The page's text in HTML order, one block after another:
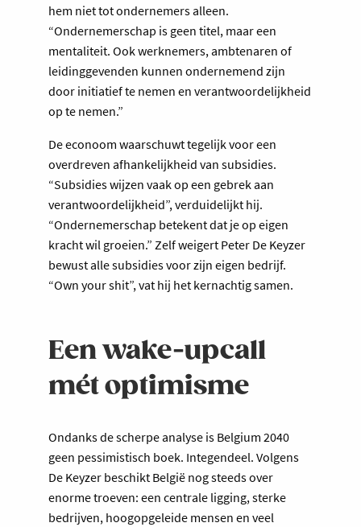
hem niet tot ondernemers alleen.
“Ondernemerschap is geen titel, maar een
mentaliteit. Ook werknemers, ambtenaren of
leidinggevenden kunnen ondernemend zijn
door initiatief te nemen en verantwoordelijkheid
op te nemen.”
De econoom waarschuwt tegelijk voor een
overdreven afhankelijkheid van subsidies.
“Subsidies wijzen vaak op een gebrek aan
verantwoordelijkheid”, verduidelijkt hij.
“Ondernemerschap betekent dat je op eigen
kracht wil groeien.” Zelf weigert Peter De Keyzer
bewust alle subsidies voor zijn eigen bedrijf.
“Own your shit”, vat hij het kernachtig samen.
Een wake-upcall
mét optimisme
Ondanks de scherpe analyse is Belgium 2040
geen pessimistisch boek. Integendeel. Volgens
De Keyzer beschikt België nog steeds over
enorme troeven: een centrale ligging, sterke
bedrijven, hoogopgeleide mensen en veel